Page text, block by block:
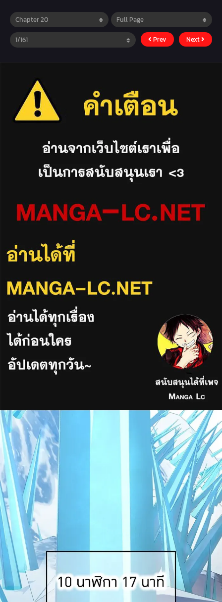
Prev Next